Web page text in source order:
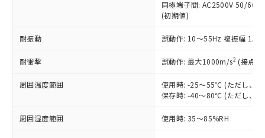
同極端子間: AC2500V 50/
(初期値)
耐振動 誤動作: 10～55Hz 複振幅
耐衝撃 誤動作: 最大1000m/s2 (接点
周囲温度範囲
使用時: -25～55℃ (ただし、氷
保存時: -40～80℃ (ただし、氷
周囲湿度範囲 使用時: 35～85%RH
販売ネットワーク
」をご確認
在庫状況および標準価格結果を当社の
事前の承諾なく第三者に漏洩または開
示しないようお願いします。
マイパーツ機能（部品リスト作成サー
ビス）をご利用いただくには、I-Web
メンバーズにご登録されている必要が
お客様が当ウェブサイト上で当社にご
図的な使用がないことを確認しています。
部品在庫の切り替え状況などにより、予定
月が前後することがあります。
※3 非含有証明書ダウンロード
「ｅ」：有害物質（10物質）のすべてが基
準値以下であることを示します。
「10」：通常の使用状況下において有害物
質が外部に漏えいし、環境に深刻な影響を
及ぼさない年数を意味します。
「－」：未確認です。当社販売部門へお問
い合わせください。
武器並びにこれらの製造装置等に一切
当社は、貴社製品を第三者に販売する
場合は、上記1、2および3の内容を当
該第三者に通知します。また当社は、
販売先および販売に係わる関係者が違
法に輸出するおそれがある場合は、取
り引きをいたしません。
いては、お客様のお取引先、ま
たはお客様担当のオムロン制御
機器販売店・当社販売員にご確
白
受注生産機種、また在庫状況の
情報を公開していない機種